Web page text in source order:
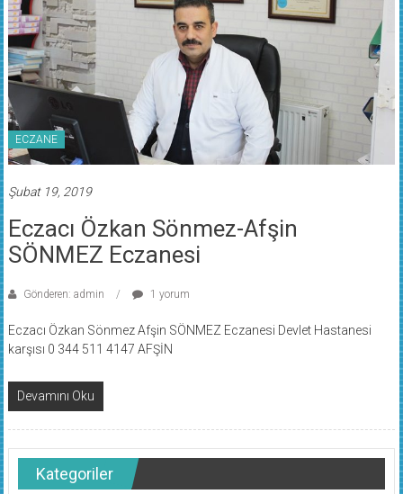
ECZANE
Şubat 19, 2019
Eczacı Özkan Sönmez-Afşin
SÖNMEZ Eczanesi
Gönderen: admin 1 yorum
Eczacı Özkan Sönmez Afşin SÖNMEZ Eczanesi Devlet Hastanesi
karşısı 0 344 511 4147 AFŞİN
Devamını Oku
Kategoriler